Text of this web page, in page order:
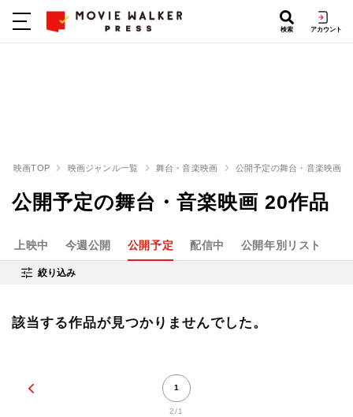
検索 アカウント
映画TOP 映画ジャンル一覧 舞台・音楽映画 公開予定の舞台・音楽映画
公開予定の舞台・音楽映画 20作品
上映中 今週公開 公開予定 配信中 公開年別リスト
絞り込み
該当する作品が見つかりませんでした。
1
2/1